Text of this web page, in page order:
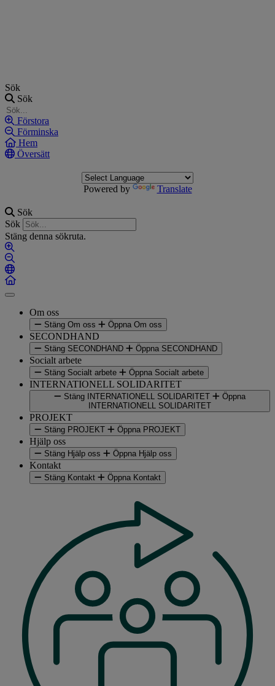
Sök
Sök
Förstora
Förminska
Hem
Översätt
Powered by Translate
Sök
Sök
Stäng denna sökruta.
Om oss
Stäng Om oss Öppna Om oss
SECONDHAND
Stäng SECONDHAND Öppna SECONDHAND
Socialt arbete
Stäng Socialt arbete Öppna Socialt arbete
INTERNATIONELL SOLIDARITET
Stäng INTERNATIONELL SOLIDARITET
Öppna
INTERNATIONELL SOLIDARITET
PROJEKT
Stäng PROJEKT Öppna PROJEKT
Hjälp oss
Stäng Hjälp oss Öppna Hjälp oss
Kontakt
Stäng Kontakt Öppna Kontakt